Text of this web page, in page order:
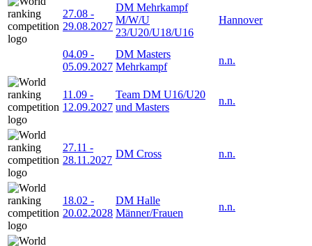
27.08 -
29.08.2027
DM Mehrkampf
M/W/U
23/U20/U18/U16
Hannover
04.09 -
05.09.2027
DM Masters
Mehrkampf
n.n.
11.09 -
12.09.2027
Team DM U16/U20
und Masters
n.n.
27.11 -
28.11.2027
DM Cross n.n.
18.02 -
20.02.2028
DM Halle
Männer/Frauen
n.n.